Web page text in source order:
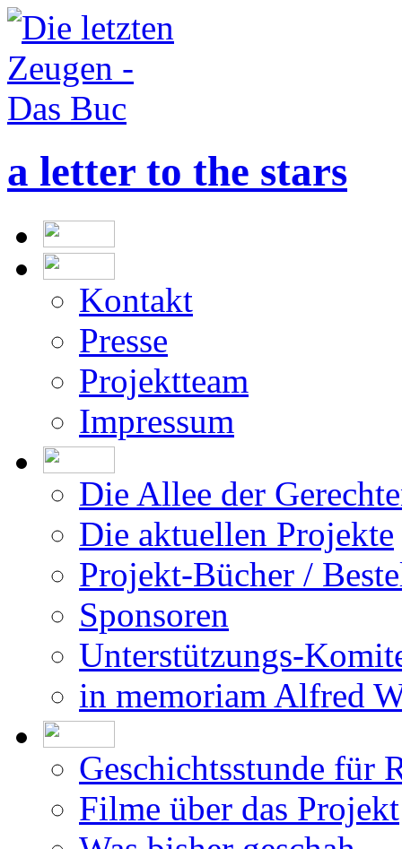
a letter to the stars
Kontakt
Presse
Projektteam
Impressum
Die Allee der
Die aktuellen Projekte
Projekt-Bücher /
Sponsoren
Unterstützungs-
in memoriam Alfred
Geschichtsstunde für
Filme über das Projekt